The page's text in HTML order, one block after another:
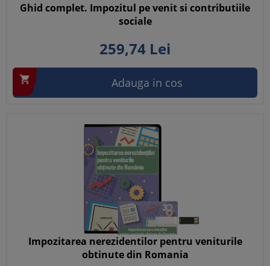
Ghid complet. Impozitul pe venit si contributiile
sociale
259,74 Lei
 Adauga in cos
Impozitarea nerezidentilor pentru veniturile
obtinute din Romania